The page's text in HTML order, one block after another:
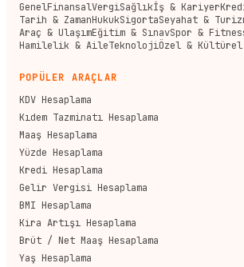
GenelFinansalVergiSağlıkİş & Kariyer
Tarih & ZamanHukukSigortaSeyahat &
Araç & UlaşımEğitim & SınavSpor &
Hamilelik & AileTeknolojiÖzel & Kültürel
POPÜLER ARAÇLAR
KDV Hesaplama
Kıdem Tazminatı Hesaplama
Maaş Hesaplama
Yüzde Hesaplama
Kredi Hesaplama
Gelir Vergisi Hesaplama
BMI Hesaplama
Kira Artışı Hesaplama
Brüt / Net Maaş Hesaplama
Yaş Hesaplama